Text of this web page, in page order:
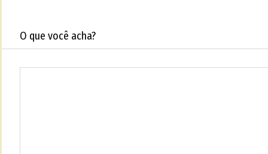
O que você acha?